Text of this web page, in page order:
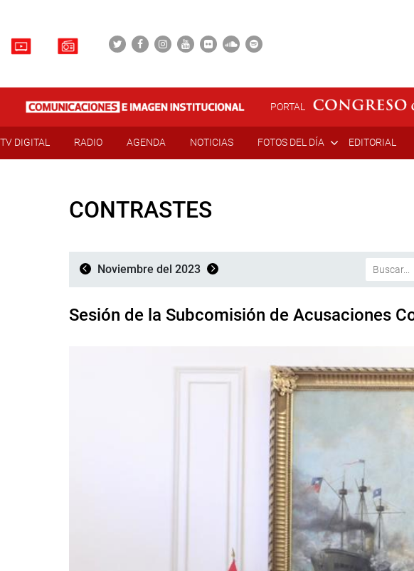
PORTAL
TV DIGITAL RADIO AGENDA NOTICIAS FOTOS DEL DÍA EDITORIAL
CONTRASTES
Noviembre del 2023
Sesión de la Subcomisión de Acusaciones